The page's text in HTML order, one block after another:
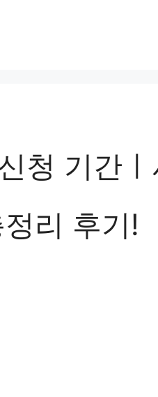
청 기간
리 후기!